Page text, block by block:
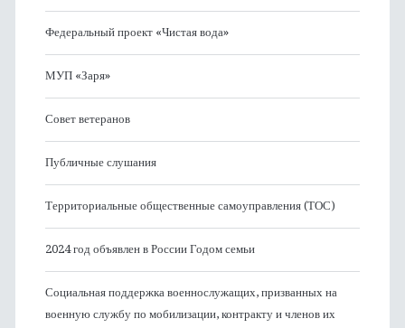
Федеральный проект «Чистая вода»
МУП «Заря»
Совет ветеранов
Публичные слушания
Территориальные общественные самоуправления (ТОС)
2024 год объявлен в России Годом семьи
Социальная поддержка военнослужащих, призванных на
военную службу по мобилизации, контракту и членов их